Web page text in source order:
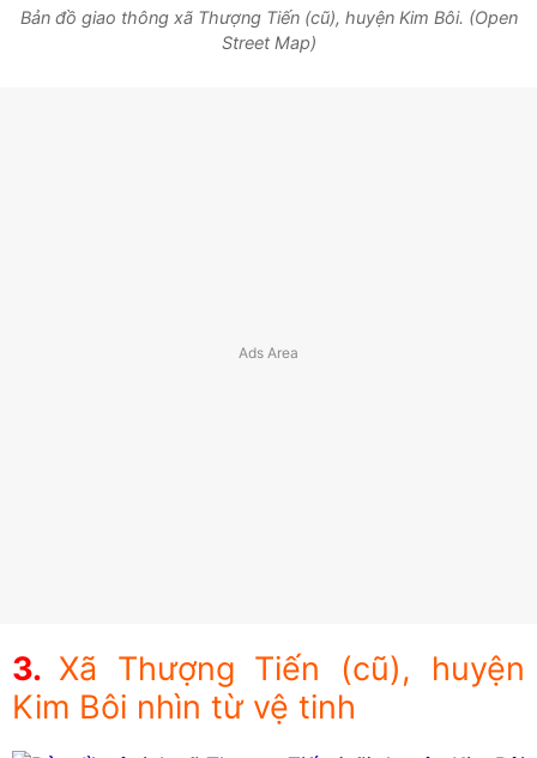
Bản đồ giao thông xã Thượng Tiến (cũ), huyện Kim Bôi. (Open
Street Map)
Xã Thượng Tiến (cũ), huyện
Kim Bôi nhìn từ vệ tinh